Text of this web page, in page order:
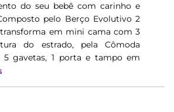
do seu bebê com carinho e
pelo Berço Evolutivo 2
transforma em mini cama com 3
do estrado, pela Cômoda
5 gavetas, 1 porta e tampo em